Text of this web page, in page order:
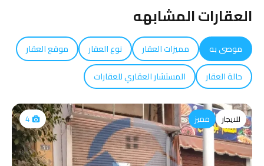
العقارات المشابهه
موصى به مميزات العقار نوع العقار
موقع العقار
حالة العقار
المستشار العقاري للعقارات
للايجار مميز 4